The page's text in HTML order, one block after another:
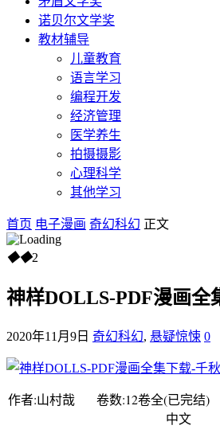
诺贝尔文学奖
教材辅导
儿童教育
语言学习
编程开发
经济管理
医学养生
拍摄摄影
心理科学
其他学习
首页 电子漫画 奇幻科幻 正文
◆◆2
神样DOLLS-PDF漫画全
2020年11月9日 奇幻科幻, 悬疑惊悚 0
作者:山村哉 卷数:12卷全(已完
中文